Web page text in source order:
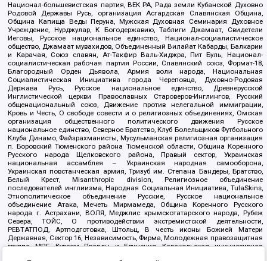
Национал-большевистская партия, ВЕК РА, Рада земли Кубанской Духовно
Родовой Державы Русь, организация Асгардская Славянская Община,
Община Капища Веды Перуна, Мужская Духовная Семинария Духовное
Учреждение, Нурджулар, К Богодержавию, Таблиги Джамаат, Свидетели
Иеговы, Русское национальное единство, Национал-социалистическое
общество, Джамаат мувахидов, Объединенный Вилайат Кабарды, Балкарии
и Карачая, Союз славян, Ат-Такфир Валь-Хиджра, Пит Буль, Национал-
социалистическая рабочая партия России, Славянский союз, Формат-18,
Благородный Орден Дьявола, Армия воли народа, Национальная
Социалистическая Инициатива города Череповца, Духовно-Родовая
Держава Русь, Русское национальное единство, Древнерусской
Инглистической церкви Православных Староверов-Инглингов, Русский
общенациональный союз, Движение против нелегальной иммиграции,
Кровь и Честь, О свободе совести и о религиозных объединениях, Омская
организация общественного политического движения Русское
национальное единство, Северное Братство, Клуб Болельщиков Футбольного
Клуба Динамо, Файзрахманисты, Мусульманская религиозная организация
п. Боровский Тюменского района Тюменской области, Община Коренного
Русского народа Щелковского района, Правый сектор, Украинская
национальная ассамблея – Украинская народная самооборона,
Украинская повстанческая армия, Тризуб им. Степана Бандеры, Братство,
Белый Крест, Misanthropic division, Религиозное объединение
последователей инглиизма, Народная Социальная Инициатива, TulaSkins,
Этнополитическое объединение Русские, Русское национальное
объединение Атака, Мечеть Мирмамеда, Община Коренного Русского
народа г. Астрахани, ВОЛЯ, Меджлис крымскотатарского народа, Рубеж
Севера, ТОЙС, О противодействии экстремистской деятельности,
РЕВТАТПОД, Артподготовка, Штольц, В честь иконы Божией Матери
Державная, Сектор 16, Независимость, Фирма, Молодежная правозащитная
группа МПГ, Курсом Правды и Единения, Каракольская инициативная